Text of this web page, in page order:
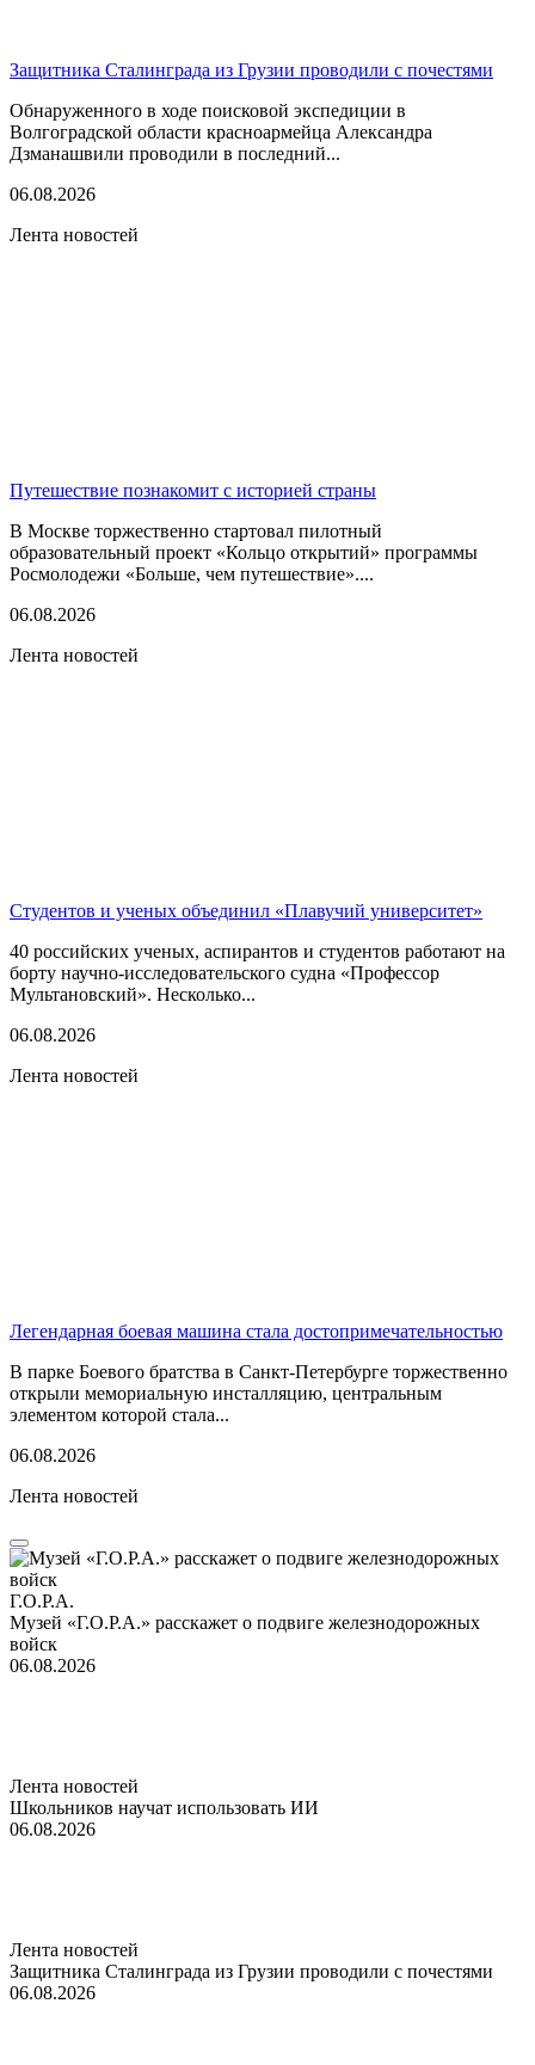
Защитника Сталинграда из Грузии проводили с почестями
Обнаруженного в ходе поисковой экспедиции в
Волгоградской области красноармейца Александра
Дзманашвили проводили в последний...
06.08.2026
Лента новостей
Путешествие познакомит с историей страны
В Москве торжественно стартовал пилотный
образовательный проект «Кольцо открытий» программы
Росмолодежи «Больше, чем путешествие»....
06.08.2026
Лента новостей
Студентов и ученых объединил «Плавучий университет»
40 российских ученых, аспирантов и студентов работают на
борту научно-исследовательского судна «Профессор
Мультановский». Несколько...
06.08.2026
Лента новостей
Легендарная боевая машина стала достопримечательностью
В парке Боевого братства в Санкт-Петербурге торжественно
открыли мемориальную инсталляцию, центральным
элементом которой стала...
06.08.2026
Лента новостей
Г.О.Р.А.
Музей «Г.О.Р.А.» расскажет о подвиге железнодорожных
войск
06.08.2026
Лента новостей
Школьников научат использовать ИИ
06.08.2026
Лента новостей
Защитника Сталинграда из Грузии проводили с почестями
06.08.2026